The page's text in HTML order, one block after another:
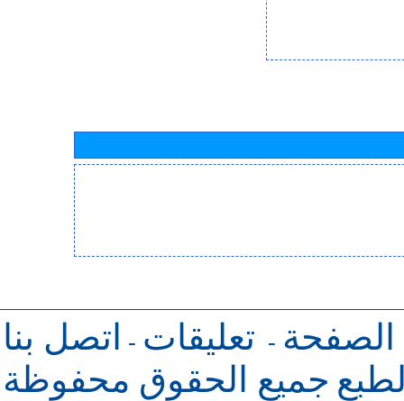
الصفحة - تعليقات -
اتصل بنا
جميع الحقوق محفوظة